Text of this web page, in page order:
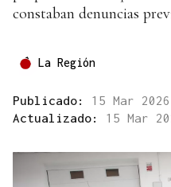
constaban denuncias
La Región
Publicado: 15 Mar
Actualizado: 15 Mar